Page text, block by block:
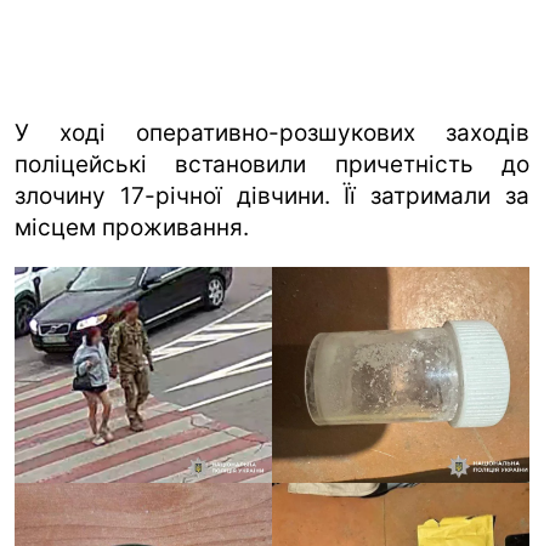
У ході оперативно-розшукових заходів
поліцейські встановили причетність до
злочину 17-річної дівчини. Її затримали за
місцем проживання.